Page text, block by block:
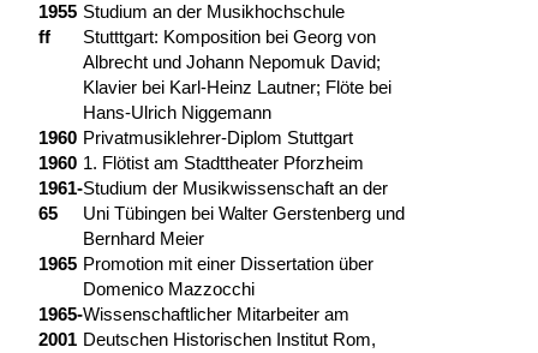
1955
ff
Studium an der Musikhochschule
Stutttgart: Komposition bei Georg von
Albrecht und Johann Nepomuk David;
Klavier bei Karl-Heinz Lautner; Flöte bei
Hans-Ulrich Niggemann
1960 Privatmusiklehrer-Diplom Stuttgart
1960 1. Flötist am Stadttheater Pforzheim
1961-
65
Studium der Musikwissenschaft an der
Uni Tübingen bei Walter Gerstenberg und
Bernhard Meier
1965 Promotion mit einer Dissertation über
Domenico Mazzocchi
1965-
2001
Wissenschaftlicher Mitarbeiter am
Deutschen Historischen Institut Rom,